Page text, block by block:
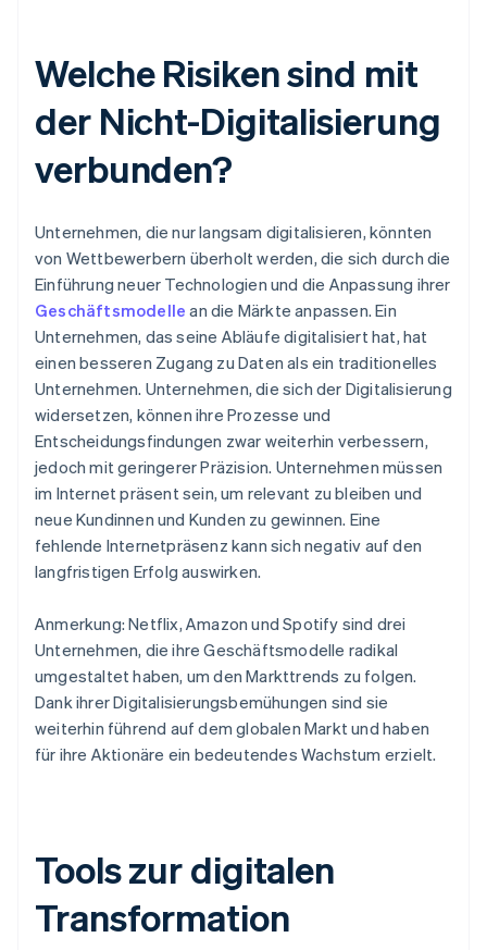
Welche Risiken sind mit
der Nicht-Digitalisierung
verbunden?
Unternehmen, die nur langsam digitalisieren, könnten
von Wettbewerbern überholt werden, die sich durch die
Einführung neuer Technologien und die Anpassung ihrer
Geschäftsmodelle an die Märkte anpassen. Ein
Unternehmen, das seine Abläufe digitalisiert hat, hat
einen besseren Zugang zu Daten als ein traditionelles
Unternehmen. Unternehmen, die sich der Digitalisierung
widersetzen, können ihre Prozesse und
Entscheidungsfindungen zwar weiterhin verbessern,
jedoch mit geringerer Präzision. Unternehmen müssen
im Internet präsent sein, um relevant zu bleiben und
neue Kundinnen und Kunden zu gewinnen. Eine
fehlende Internetpräsenz kann sich negativ auf den
langfristigen Erfolg auswirken.
Anmerkung: Netflix, Amazon und Spotify sind drei
Unternehmen, die ihre Geschäftsmodelle radikal
umgestaltet haben, um den Markttrends zu folgen.
Dank ihrer Digitalisierungsbemühungen sind sie
weiterhin führend auf dem globalen Markt und haben
für ihre Aktionäre ein bedeutendes Wachstum erzielt.
Tools zur digitalen
Transformation